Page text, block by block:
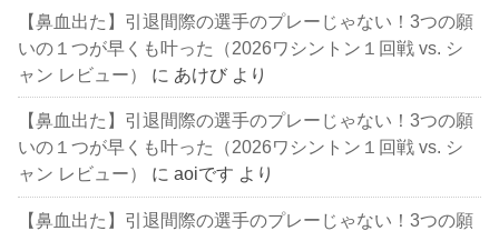
【鼻血出た】引退間際の選手のプレーじゃない！3つの願
いの１つが早くも叶った（2026ワシントン１回戦 vs. シ
ャン レビュー）
に あけび より
【鼻血出た】引退間際の選手のプレーじゃない！3つの願
いの１つが早くも叶った（2026ワシントン１回戦 vs. シ
ャン レビュー）
にaoiです より
【鼻血出た】引退間際の選手のプレーじゃない！3つの願